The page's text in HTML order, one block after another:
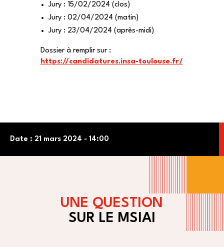
Jury : 15/02/2024 (clos)
Jury : 02/04/2024 (matin)
Jury : 23/04/2024 (après-midi)
Dossier à remplir sur :
https://candidatures.insa-toulouse.fr/
Date : 21 mars 2024 - 14:00
UNE QUESTION
SUR LE MSIAI